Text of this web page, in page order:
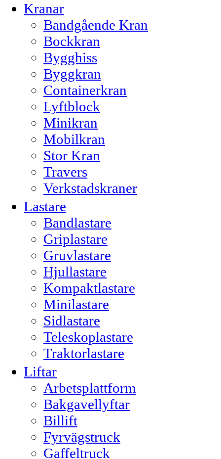
Kranar
Bandgående Kran
Bockkran
Bygghiss
Byggkran
Containerkran
Lyftblock
Minikran
Mobilkran
Stor Kran
Travers
Verkstadskraner
Lastare
Bandlastare
Griplastare
Gruvlastare
Hjullastare
Kompaktlastare
Minilastare
Sidlastare
Teleskoplastare
Traktorlastare
Liftar
Arbetsplattform
Bakgavellyftar
Billift
Fyrvägstruck
Gaffeltruck